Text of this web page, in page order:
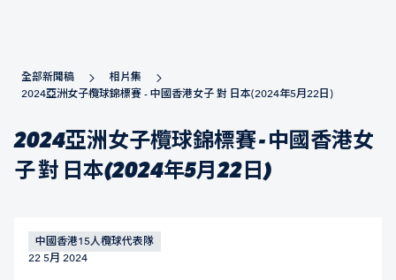
全部新聞稿
相片集
2024亞洲女子欖球錦標賽 - 中國香港女子 對 日本(2024年5月22日)
2024亞洲女子欖球錦標賽 - 中國香港女
子 對 日本(2024年5月22日)
中國香港15人欖球代表隊
22 5月 2024